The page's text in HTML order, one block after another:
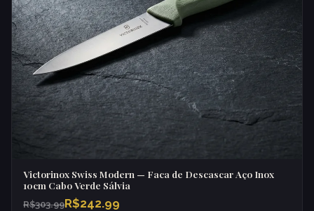
Victorinox Swiss Modern — Faca de Descascar Aço Inox
10cm Cabo Verde Sálvia
R$303.99R$242.99